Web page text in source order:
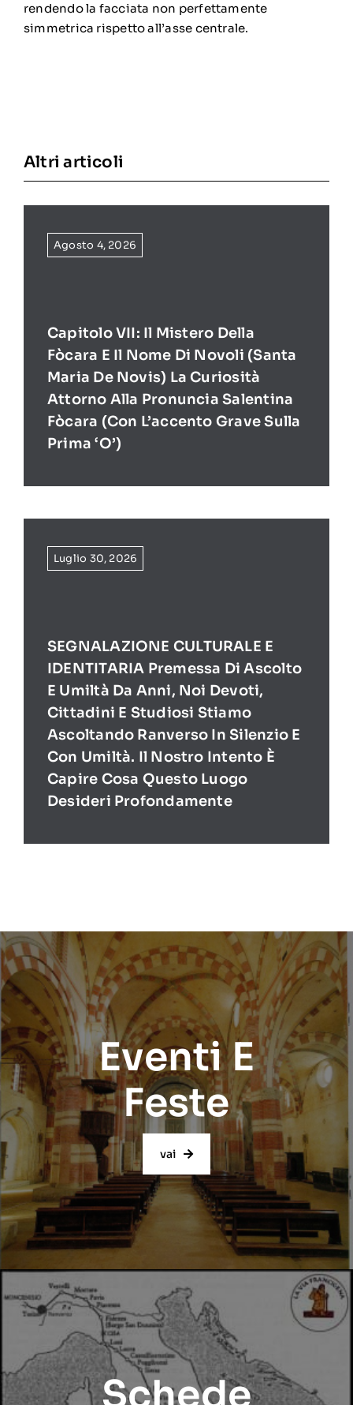
rendendo la facciata non perfettamente
simmetrica rispetto all’asse centrale.
Altri articoli
Agosto 4, 2026
Capitolo VII: Il Mistero Della
Fòcara E Il Nome Di Novoli (Santa
Maria De Novis) La Curiosità
Attorno Alla Pronuncia Salentina
Fòcara (con L’accento Grave Sulla
Prima ‘O’)
Luglio 30, 2026
SEGNALAZIONE CULTURALE E
IDENTITARIA Premessa Di Ascolto
E Umiltà Da Anni, Noi Devoti,
Cittadini E Studiosi Stiamo
Ascoltando Ranverso In Silenzio E
Con Umiltà. Il Nostro Intento È
Capire Cosa Questo Luogo
Desideri Profondamente
Eventi E
Feste
vai
Schede